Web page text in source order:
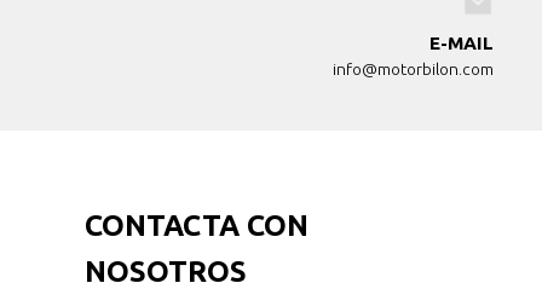
E-MAIL
info@motorbilon.com
CONTACTA CON
NOSOTROS